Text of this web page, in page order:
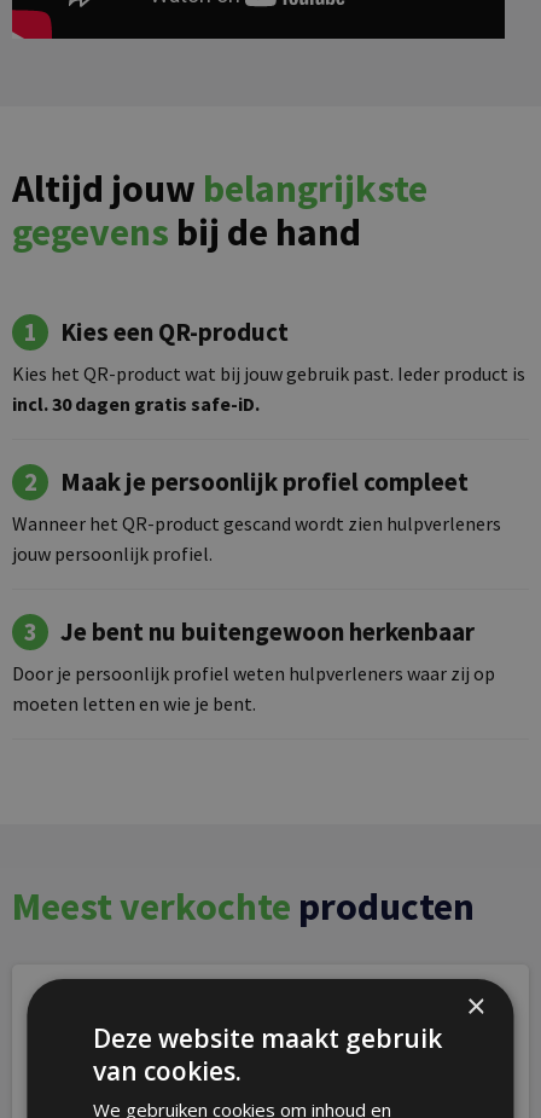
Altijd jouw belangrijkste
gegevens bij de hand
1 Kies een QR-product
Kies het QR-product wat bij jouw gebruik past. Ieder product is
incl. 30 dagen gratis safe-iD.
2 Maak je persoonlijk profiel compleet
Wanneer het QR-product gescand wordt zien hulpverleners
jouw persoonlijk profiel.
3 Je bent nu buitengewoon herkenbaar
Door je persoonlijk profiel weten hulpverleners waar zij op
moeten letten en wie je bent.
Meest verkochte producten
×
Deze website maakt gebruik
van cookies.
We gebruiken cookies om inhoud en